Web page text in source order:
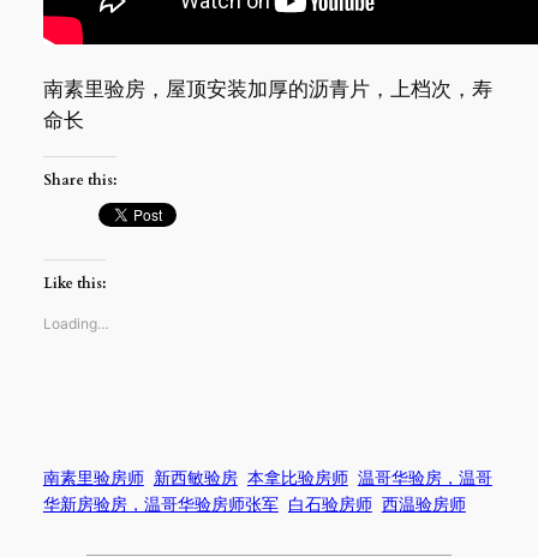
南素里验房，屋顶安装加厚的沥青片，上档次，寿
命长
Share this:
Like this:
Loading…
南素里验房师 新西敏验房 本拿比验房师 温哥华验房，温哥
华新房验房，温哥华验房师张军 白石验房师 西温验房师